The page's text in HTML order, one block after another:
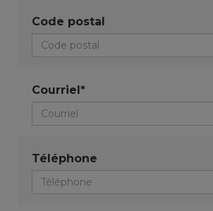
Code postal
Courriel*
Téléphone